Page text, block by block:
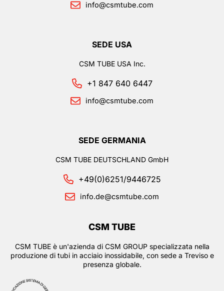
info@csmtube.com
SEDE USA
CSM TUBE USA Inc.
+1 847 640 6447
info@csmtube.com
SEDE GERMANIA
CSM TUBE DEUTSCHLAND GmbH
+49(0)6251/9446725
info.de@csmtube.com
CSM TUBE
CSM TUBE è un'azienda di CSM GROUP specializzata nella
produzione di tubi in acciaio inossidabile, con sede a Treviso e
presenza globale.